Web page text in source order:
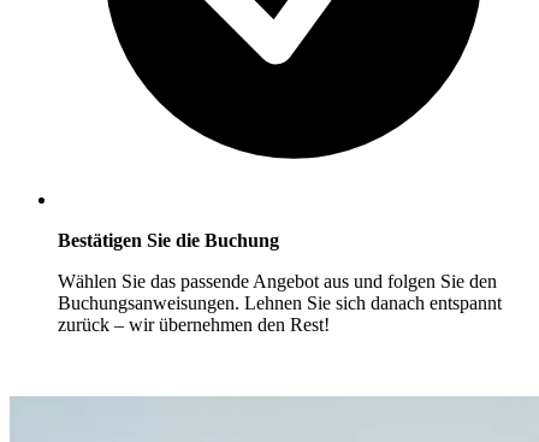
Bestätigen Sie die Buchung
Wählen Sie das passende Angebot aus und folgen Sie den
Buchungsanweisungen. Lehnen Sie sich danach entspannt
zurück – wir übernehmen den Rest!